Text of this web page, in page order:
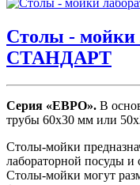
Столы - мойки
СТАНДАРТ
Серия «ЕВРО». В
трубы 60х30 мм или
Столы-мойки
лабораторной посуды и
Столы-мойки могут